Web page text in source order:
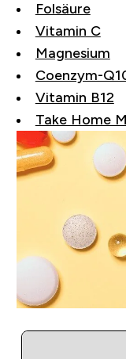
Folsäure
Vitamin C
Magnesium
Coenzym-
Vitamin B12
Take Home